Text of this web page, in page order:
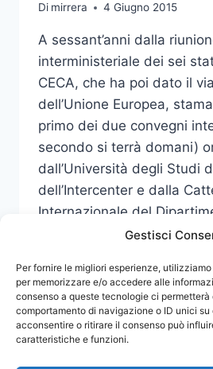
Gestisci
Per fornire le migliori esperienze,
per memorizzare e/o accedere alle
consenso a queste tecnologie ci permetterà
comportamento di navigazione o ID unici su
acconsentire o ritirare il consenso può
caratteristiche e funzioni.
DOPO
ANNI”
Di mirrera 4 Giugno 2015
A sessant’anni dalla
interministeriale dei sei
CECA, che ha poi dato il
dell’Unione Europea,
primo dei due convegni
secondo si terrà domani)
dall’Università degli Studi
dell’Intercenter e dalla
Internazionale del
LEGGI DI PIÙINIZIATA
OGGI
LA
DUE
GIORNI
DEDICATA